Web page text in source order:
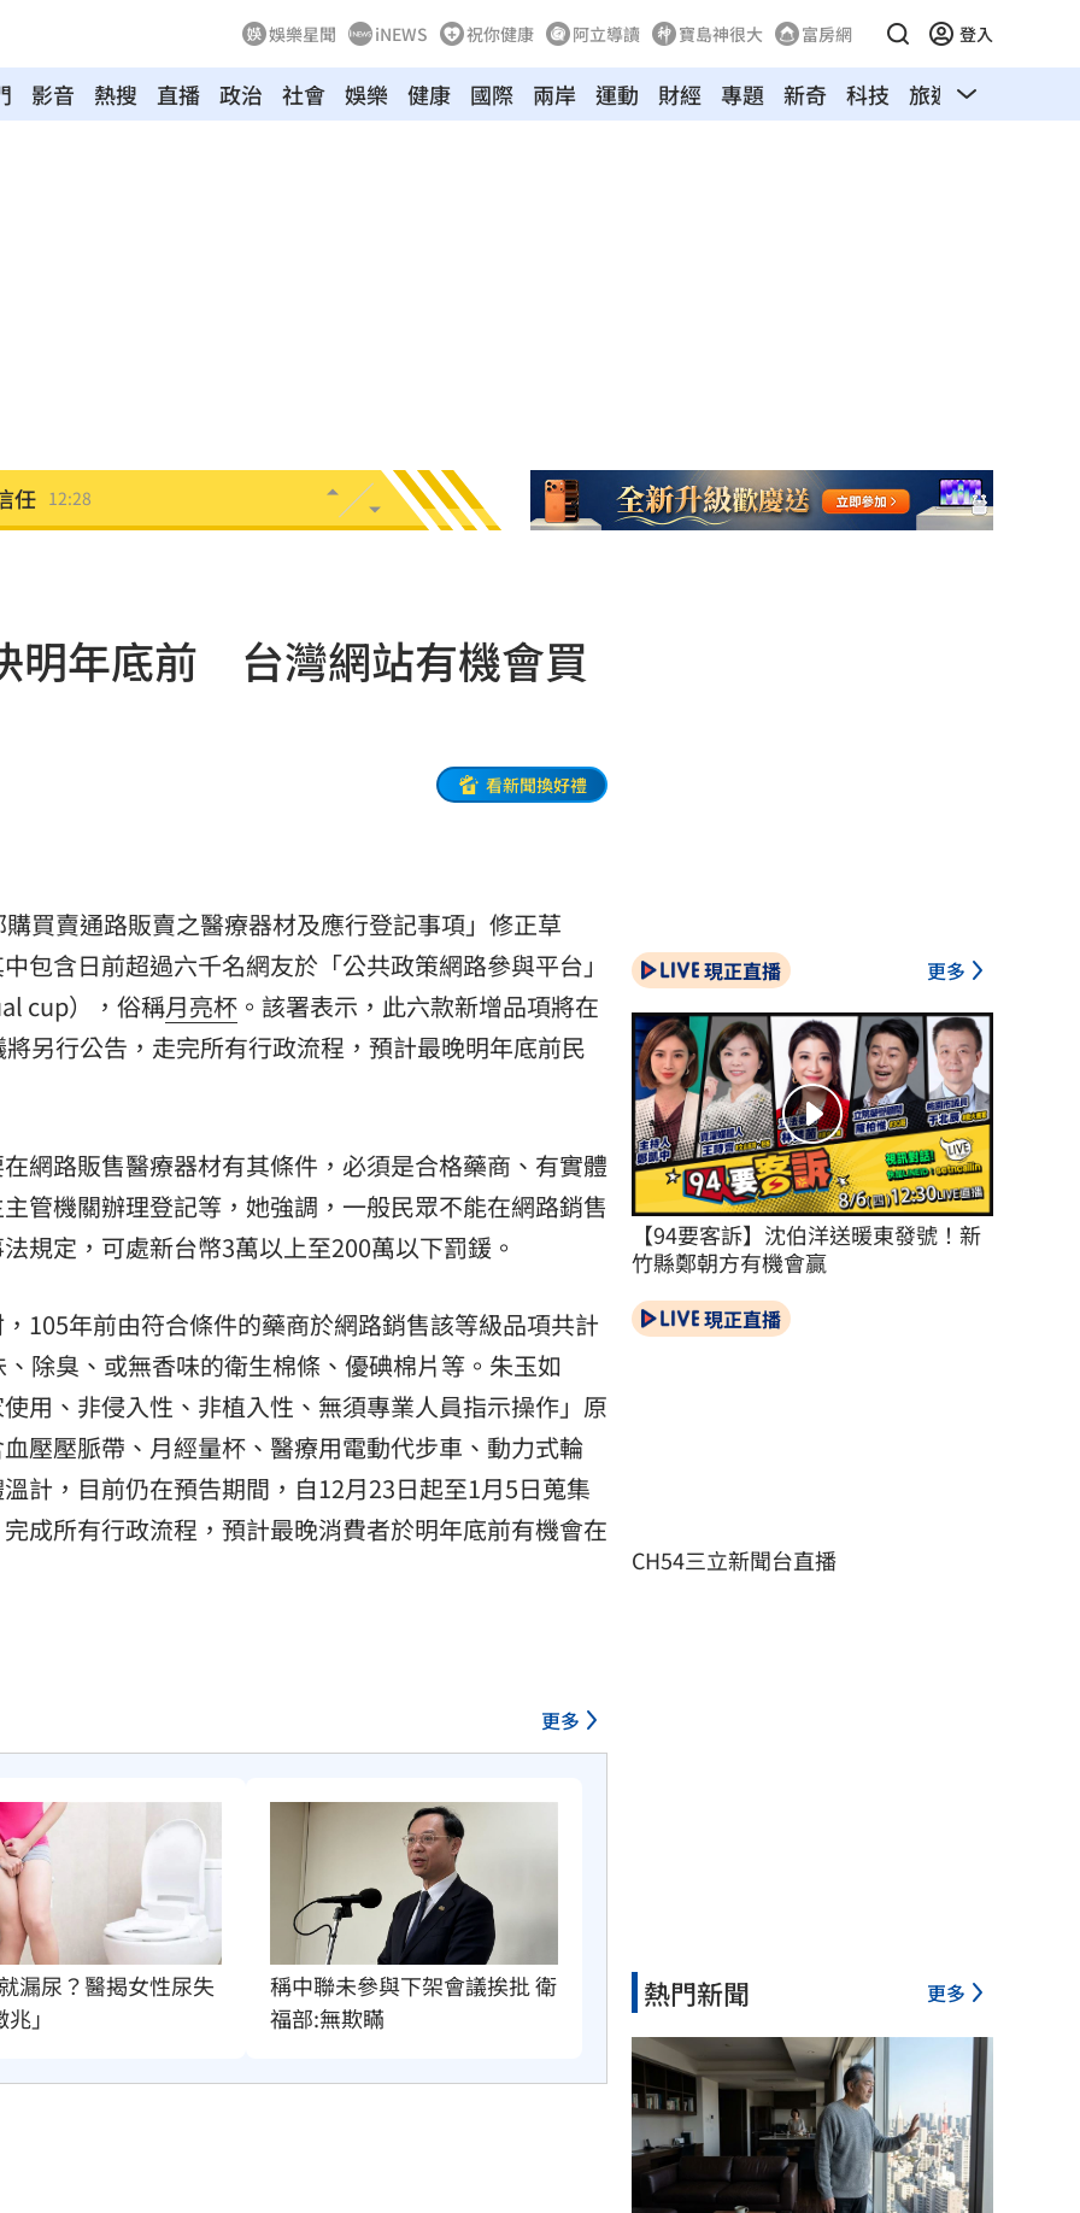
娛樂星聞 iNEWS 祝你健康 阿立導讀 寶島神很大 富房網 登入
影音 熱搜 直播 政治 社會 娛樂 健康 國際 兩岸 運動 財經 專題 新奇 科技 旅遊 汽車
任 12:28
12:12
12:11
12:08
12:02
12:01
12:00
18:00
明年底前 台灣網站有機會買
看新聞換好禮
買賣通路販賣之醫療器材及應行登記事項」修正草
包含日前超過六千名網友於「公共政策網路參與平台」
cup），俗稱月亮杯 。該署表示，此六款新增品項將在
另行公告，走完所有行政流程，預計最晚明年底前民
網路販售醫療器材有其條件，必須是合格藥商、有實體
管機關辦理登記等，她強調，一般民眾不能在網路銷售
規定，可處新台幣3萬以上至200萬以下罰鍰。
105年前由符合條件的藥商於網路銷售該等級品項共計
除臭、或無香味的衛生棉條、優碘棉片等。朱玉如
用、非侵入性、非植入性、無須專業人員指示操作」原
壓壓脈帶、月經量杯、醫療用電動代步車、動力式輪
計，目前仍在預告期間，自12月23日起至1月5日蒐集
成所有行政流程，預計最晚消費者於明年底前有機會在
更多
漏尿？醫揭女性尿失
」
稱中聯未參與下架會議挨批 衛
福部:無欺瞞
現正直播 更多
【94要客訴】沈伯洋送暖東發號！新
竹縣鄭朝方有機會贏
現正直播
CH54三立新聞台直播
熱門新聞 更多